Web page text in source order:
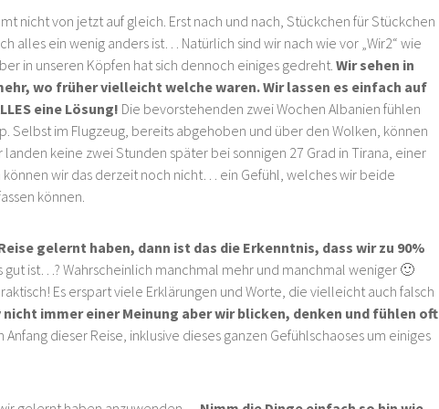
nicht von jetzt auf gleich. Erst nach und nach, Stückchen für Stückchen
alles ein wenig anders ist… Natürlich sind wir nach wie vor „Wir2“ wie
in unseren Köpfen hat sich dennoch einiges gedreht.Wir sehen in
wo früher vielleicht welche waren. Wir lassen es einfach auf
eine Lösung! Die bevorstehenden zwei Wochen Albanien fühlen
Selbst im Flugzeug, bereits abgehoben und über den Wolken, können
keine zwei Stunden später bei sonnigen 27 Grad in Tirana, einer
wir das derzeit noch nicht… ein Gefühl, welches wir beide
können.
gelernt haben, dann ist das die Erkenntnis, dass wir zu 90%
gut ist…? Wahrscheinlich manchmal mehr und manchmal weniger 🙂
Es erspart viele Erklärungen und Worte, die vielleicht auch falsch
immer einer Meinung aber wir blicken, denken und fühlen oft
Anfang dieser Reise, inklusive dieses ganzen Gefühlschaoses um einiges